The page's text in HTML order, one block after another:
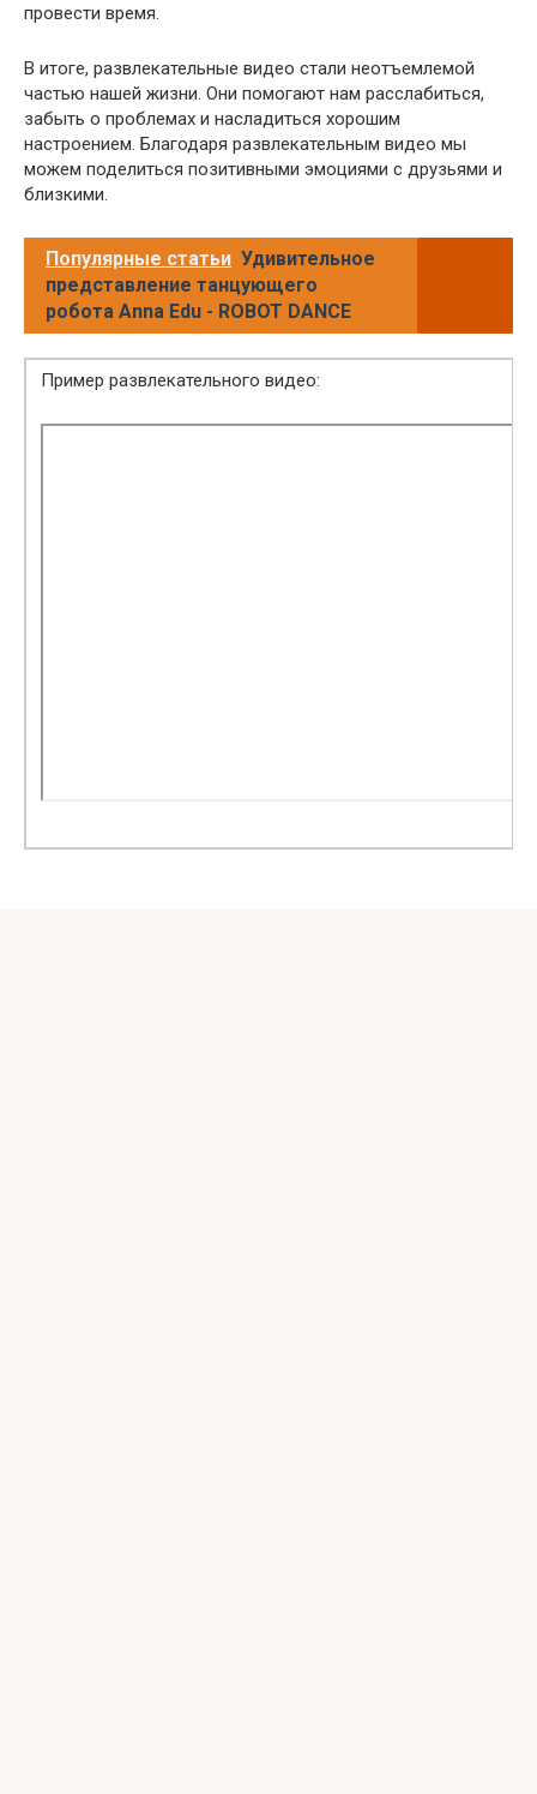
провести время.
В итоге, развлекательные видео стали неотъемлемой
частью нашей жизни. Они помогают нам расслабиться,
забыть о проблемах и насладиться хорошим
настроением. Благодаря развлекательным видео мы
можем поделиться позитивными эмоциями с друзьями и
близкими.
Популярные статьи Удивительное
представление танцующего
робота Anna Edu - ROBOT DANCE
Пример развлекательного видео: